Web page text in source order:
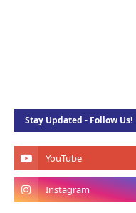
Stay Updated - Follow Us!